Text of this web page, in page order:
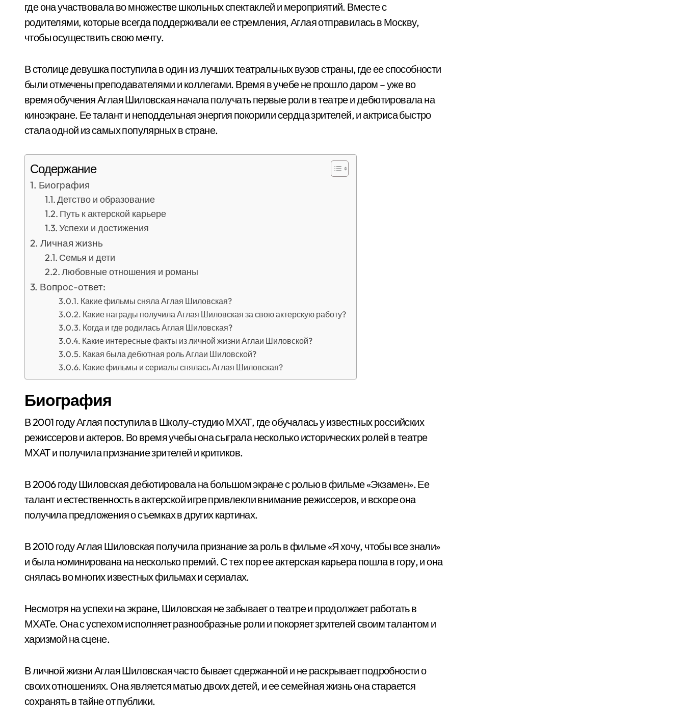
где она участвовала во множестве школьных спектаклей и мероприятий. Вместе с
родителями, которые всегда поддерживали ее стремления, Аглая отправилась в Москву,
чтобы осуществить свою мечту.
В столице девушка поступила в один из лучших театральных вузов страны, где ее способности
были отмечены преподавателями и коллегами. Время в учебе не прошло даром – уже во
время обучения Аглая Шиловская начала получать первые роли в театре и дебютировала на
киноэкране. Ее талант и неподдельная энергия покорили сердца зрителей, и актриса быстро
стала одной из самых популярных в стране.
Содержание
Биография
Детство и образование
Путь к актерской карьере
Успехи и достижения
Личная жизнь
Семья и дети
Любовные отношения и романы
Вопрос-ответ:
Какие фильмы сняла Аглая Шиловская?
Какие награды получила Аглая Шиловская за свою актерскую работу?
Когда и где родилась Аглая Шиловская?
Какие интересные факты из личной жизни Аглаи Шиловской?
Какая была дебютная роль Аглаи Шиловской?
Какие фильмы и сериалы снялась Аглая Шиловская?
Биография
В 2001 году Аглая поступила в Школу-студию МХАТ, где обучалась у известных российских
режиссеров и актеров. Во время учебы она сыграла несколько исторических ролей в театре
МХАТ и получила признание зрителей и критиков.
В 2006 году Шиловская дебютировала на большом экране с ролью в фильме «Экзамен». Ее
талант и естественность в актерской игре привлекли внимание режиссеров, и вскоре она
получила предложения о съемках в других картинах.
В 2010 году Аглая Шиловская получила признание за роль в фильме «Я хочу, чтобы все знали»
и была номинирована на несколько премий. С тех пор ее актерская карьера пошла в гору, и она
снялась во многих известных фильмах и сериалах.
Несмотря на успехи на экране, Шиловская не забывает о театре и продолжает работать в
МХАТе. Она с успехом исполняет разнообразные роли и покоряет зрителей своим талантом и
харизмой на сцене.
В личной жизни Аглая Шиловская часто бывает сдержанной и не раскрывает подробности о
своих отношениях. Она является матью двоих детей, и ее семейная жизнь она старается
сохранять в тайне от публики.